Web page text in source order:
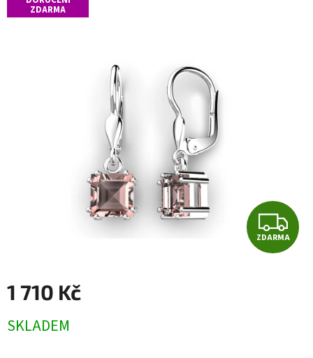
ZDARMA
Z
D
ZDARMA
1 710 Kč
cena:
SKLADEM